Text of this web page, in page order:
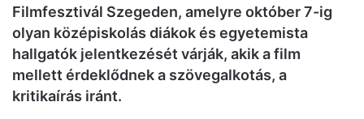
Filmfesztivál Szegeden, amelyre október 7-ig
olyan középiskolás diákok és egyetemista
hallgatók jelentkezését várják, akik a film
mellett érdeklődnek a szövegalkotás, a
kritikaírás iránt.